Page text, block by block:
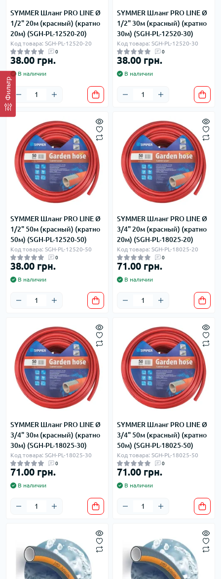
Фильтр
SYMMER Шланг PRO LINE Ø
1/2" 20м (красный) (кратно
20м) (SGH-PL-12520-20)
Код товара: SGH-PL-12520-20
0
38.00 грн.
В наличии
SYMMER Шланг PRO LINE Ø
1/2" 30м (красный) (кратно
30м) (SGH-PL-12520-30)
Код товара: SGH-PL-12520-30
0
38.00 грн.
В наличии
SYMMER Шланг PRO LINE Ø
1/2" 50м (красный) (кратно
50м) (SGH-PL-12520-50)
Код товара: SGH-PL-12520-50
0
38.00 грн.
В наличии
SYMMER Шланг PRO LINE Ø
3/4" 20м (красный) (кратно
20м) (SGH-PL-18025-20)
Код товара: SGH-PL-18025-20
0
71.00 грн.
В наличии
SYMMER Шланг PRO LINE Ø
3/4" 30м (красный) (кратно
30м) (SGH-PL-18025-30)
Код товара: SGH-PL-18025-30
0
71.00 грн.
В наличии
SYMMER Шланг PRO LINE Ø
3/4" 50м (красный) (кратно
50м) (SGH-PL-18025-50)
Код товара: SGH-PL-18025-50
0
71.00 грн.
В наличии